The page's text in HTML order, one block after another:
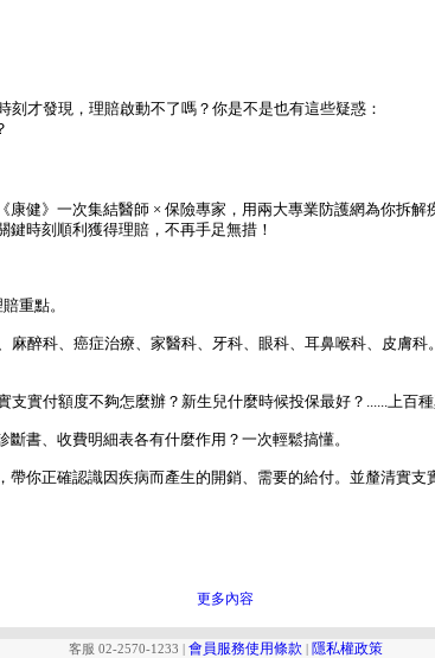
才發現，理賠啟動不了嗎？你是不是也有這些疑惑：
健》一次集結醫師 × 保險專家，用兩大專業防護網為你拆解
時刻順利獲得理賠，不再手足無措！
重點。
醉科、癌症治療、家醫科、牙科、眼科、耳鼻喉科、皮膚
實付額度不夠怎麼辦？新生兒什麼時候投保最好？......上百
書、收費明細表各有什麼作用？一次輕鬆搞懂。
你正確認識因疾病而產生的開銷、需要的給付。並釐清實
更多內容
客服 02-2570-1233 | 會員服務使用條款 | 隱私權政策